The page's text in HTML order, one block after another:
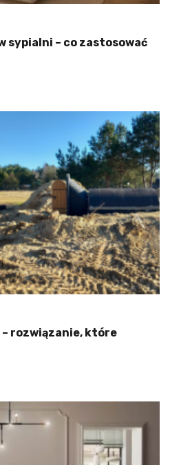
sypialni – co zastosować
rozwiązanie, które